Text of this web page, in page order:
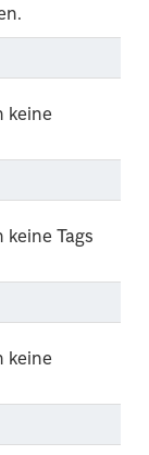
keine
keine Tags
keine